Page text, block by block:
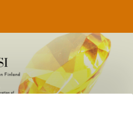
Sivuston etusivulle